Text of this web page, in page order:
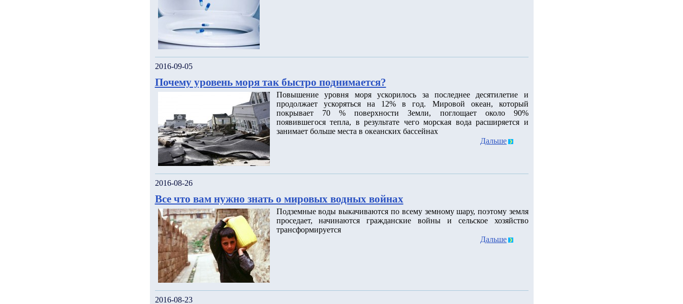
2016-09-05
Почему уровень моря так быстро поднимается?
Повышение уровня моря ускорилось за последнее десятилетие и
продолжает ускоряться на 12% в год. Мировой океан, который
покрывает 70 % поверхности Земли, поглощает около 90%
появившегося тепла, в результате чего морская вода расширяется и
занимает больше места в океанских бассейнах
Дальше
2016-08-26
Все что вам нужно знать о мировых водных войнах
Подземные воды выкачиваются по всему земному шару, поэтому земля
проседает, начинаются гражданские войны и сельское хозяйство
трансформируется
Дальше
2016-08-23